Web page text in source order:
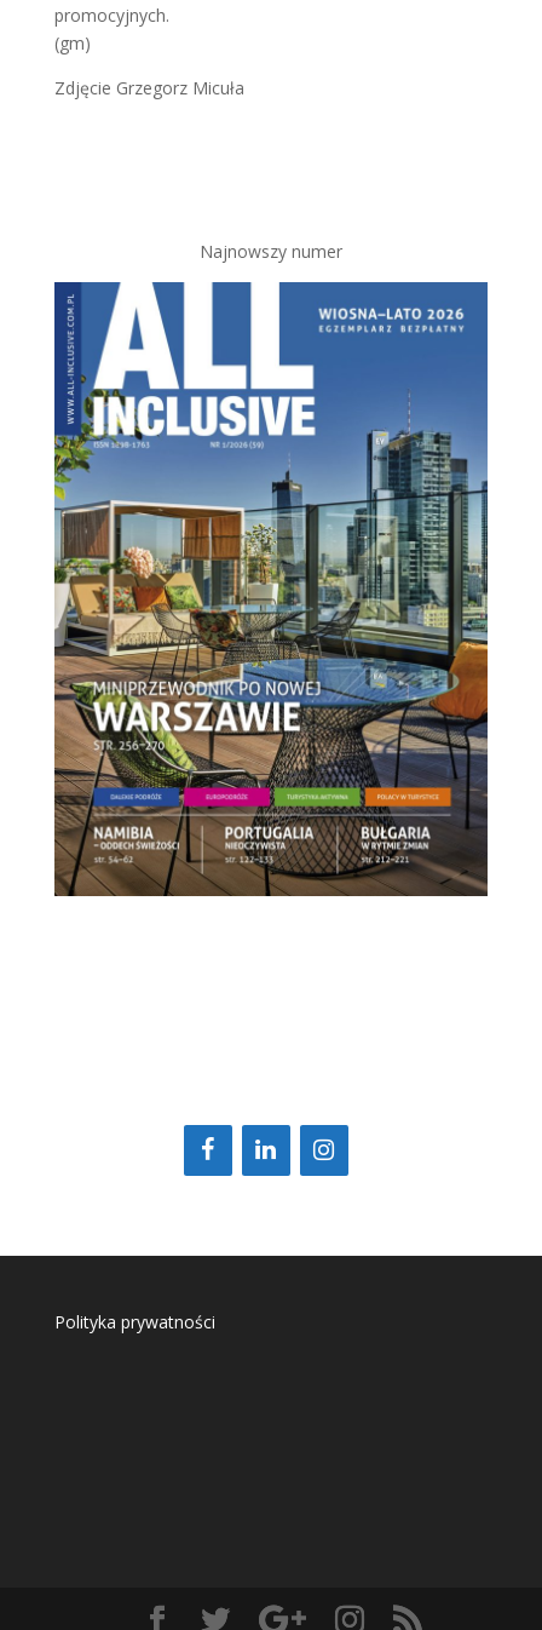
promocyjnych.
(gm)
Zdjęcie Grzegorz Micuła
Najnowszy numer
Polityka prywatności